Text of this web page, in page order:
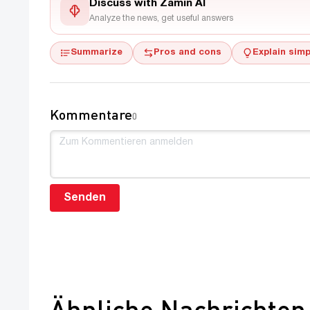
Discuss with Zamin AI
Analyze the news, get useful answers
Summarize Pros and cons Explain
Kommentare0
Senden